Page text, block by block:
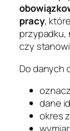
pracy,
przypadku,
czy
Do danych
dane
okres